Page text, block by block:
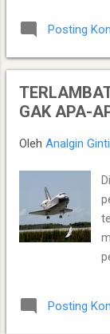
Posting
GAK APA-
Oleh Analgin
Posting